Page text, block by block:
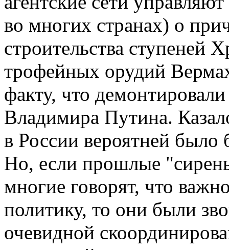
во многих странах) о
строительства ступеней
трофейных орудий
факту, что
Владимира Путина.
в России вероятней было
Но, если прошлые
многие говорят, что
политику, то они были
очевидной